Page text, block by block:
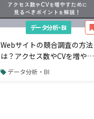
データ分析・BI
Webサイトの競合調査の方法
は？アクセス数やCVを増やす
ために見るべきポイント
データ分析・BI